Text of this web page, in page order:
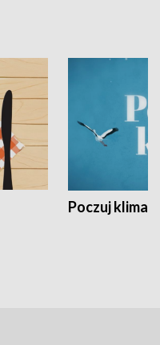
Poczuj klimat